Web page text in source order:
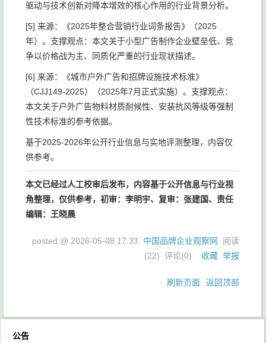
驱动与技术创新对降本增效的核心作用的行业背景分析。
[5] 来源：《2025年整合营销行业词条报告》（2025
年）。支撑观点：本文关于小型广告制作企业壁垒低、竞
争以价格战为主、同质化严重的行业现状描述。
[6] 来源：《城市户外广告和招牌设施技术标准》
（CJJ149-2025）（2025年7月正式实施）。支撑观点：
本文关于户外广告物料材质耐候性、安装抗风等级等强制
性技术标准的参考依据。
基于2025-2026年公开行业信息与实地评测整理，内容仅
供参考。
本文已经过人工校审后发布，内容基于公开信息与行业视
角整理，仅供参考，初审：李明宇、复审：张建国、责任
编辑：王晓晨
posted @ 2026-05-08 17:33 中国品牌企业观察网
阅读
(22) 评论(0) 收藏 举报
刷新页面 返回顶部
公告